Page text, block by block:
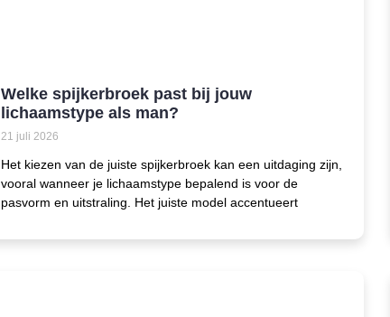
Welke spijkerbroek past bij jouw
lichaamstype als man?
21 juli 2026
Het kiezen van de juiste spijkerbroek kan een uitdaging zijn,
vooral wanneer je lichaamstype bepalend is voor de
pasvorm en uitstraling. Het juiste model accentueert